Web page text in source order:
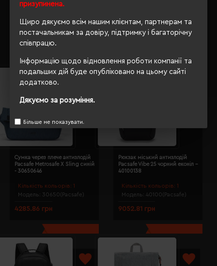
призупинена.
Щиро дякуємо всім нашим клієнтам, партнерам та
постачальникам за довіру, підтримку і багаторічну
співпрацю.
Інформацію щодо відновлення роботи компанії та
подальших дій буде опубліковано на цьому сайті
додатково.
Дякуємо за розуміння.
Більше не показувати.
Модель: 30430(Pacsafe)
4536.44 грн
Модель: 30435(Pacsafe)
Кількість кольорів: 1
Модель: 30650(Pacsafe)
Сумка через плече антизлодій
Pacsafe Metrosafe X Sling синій
- 30650646
4285.86 грн
Кількість кольорів: 1
Модель: 40100(Pacsafe)
Рюкзак міський антизлодій
Pacsafe Vibe 25 чорний еконіл -
40100138
9052.81 грн